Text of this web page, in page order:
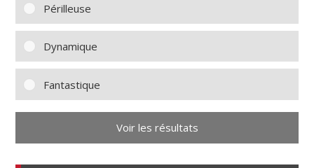
Périlleuse
Dynamique
Fantastique
Voir les résultats